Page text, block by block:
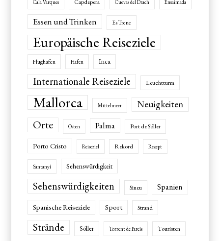
Cala Varques Capdepera Cuevas del Drach Ensaimada
Essen und Trinken Es Trenc
Europäische Reiseziele
Flughafen Hafen Inca
Internationale Reiseziele Leuchtturm
Mallorca Mittelmeer Neuigkeiten
Orte Osten Palma Port de Sóller
Porto Cristo Reiseziel Rekord Rezept
Santanyí Sehenswürdigkeit
Sehenswürdigkeiten Sineu Spanien
Spanische Reiseziele Sport Strand
Strände Sóller Torrent de Pareis Touristen